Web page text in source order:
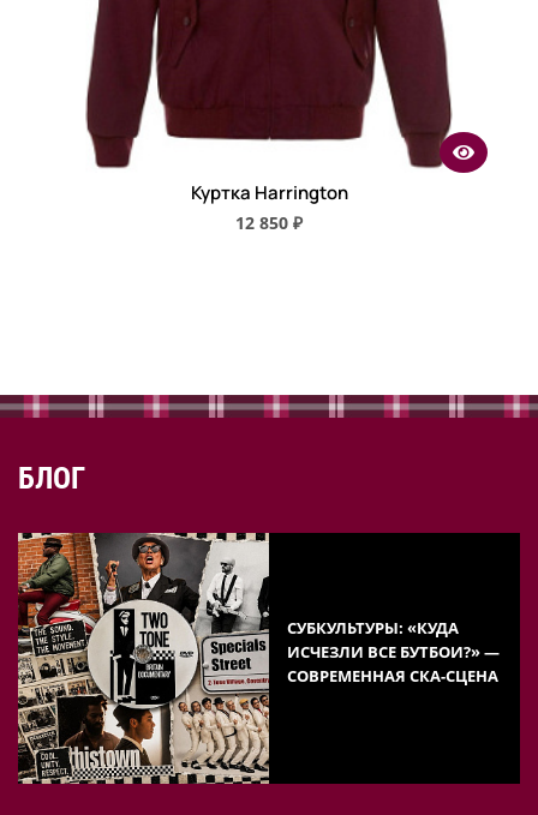
Куртка Harrington
12 850 ₽
БЛОГ
СУБКУЛЬТУРЫ: «КУДА
ИСЧЕЗЛИ ВСЕ БУТБОИ?» —
СОВРЕМЕННАЯ СКА-СЦЕНА